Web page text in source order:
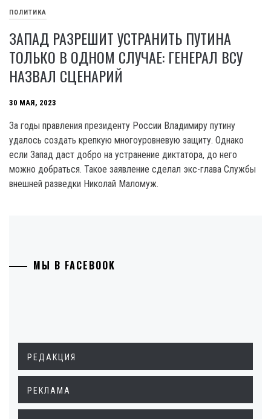
ПОЛИТИКА
ЗАПАД РАЗРЕШИТ УСТРАНИТЬ ПУТИНА
ТОЛЬКО В ОДНОМ СЛУЧАЕ: ГЕНЕРАЛ ВСУ
НАЗВАЛ СЦЕНАРИЙ
30 МАЯ, 2023
За годы правления президенту России Владимиру путину
удалось создать крепкую многоуровневую защиту. Однако
если Запад даст добро на устранение диктатора, до него
можно добраться. Такое заявление сделал экс-глава Службы
внешней разведки Николай Маломуж.
МЫ В FACEBOOK
РЕДАКЦИЯ
РЕКЛАМА